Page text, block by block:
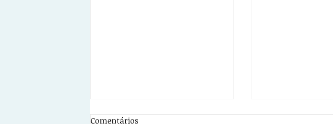
Comentários